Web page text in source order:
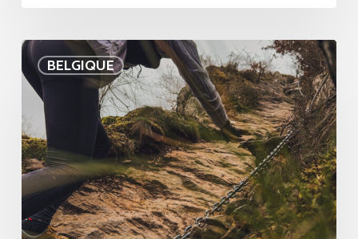
terrils
Parc
national
Haute
Campine
BELGIQUE
Trace
trail
Nisramont
:
parcours
technique
boucle